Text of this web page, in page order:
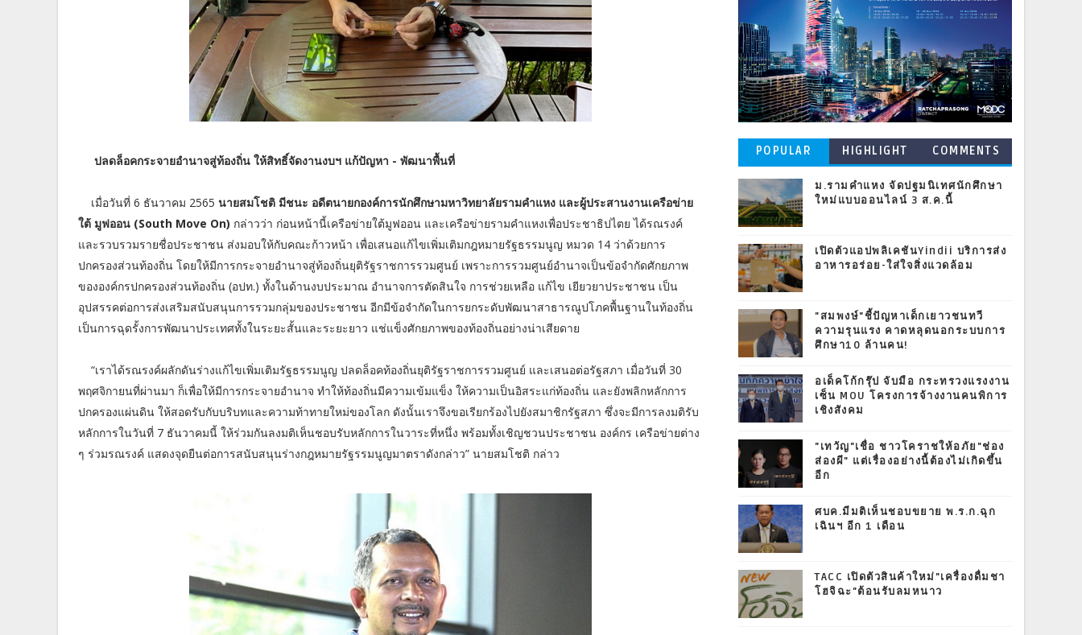
ปลดล็อคกระจายอำนาจสู่ท้องถิ่น ให้สิทธิ์จัดงานงบฯ แก้ปัญหา - พัฒนาพื้นที่
เมื่อวันที่ 6 ธันวาคม 2565 นายสมโชติ มีชนะ อดีตนายกองค์การนักศึกษามหาวิทยาลัยรามคำแหง และผู้ประสานงานเครือข่าย
ใต้ มูฟออน (South Move On) กล่าวว่า ก่อนหน้านี้เครือข่ายใต้มูฟออน และเครือข่ายรามคำแหงเพื่อประชาธิปไตย ได้รณรงค์
และรวบรวมรายชื่อประชาชน ส่งมอบให้กับคณะก้าวหน้า เพื่อเสนอแก้ไขเพิ่มเติมกฎหมายรัฐธรรมนูญ หมวด 14 ว่าด้วยการ
ปกครองส่วนท้องถิ่น โดยให้มีการกระจายอำนาจสู่ท้องถิ่นยุติรัฐราชการรวมศูนย์ เพราะการรวมศูนย์อำนาจเป็นข้อจำกัดศักยภาพ
ขององค์กรปกครองส่วนท้องถิ่น (อปท.) ทั้งในด้านงบประมาณ อำนาจการตัดสินใจ การช่วยเหลือ แก้ไข เยียวยาประชาชน เป็น
อุปสรรคต่อการส่งเสริมสนับสนุนการรวมกลุ่มของประชาชน อีกมีข้อจำกัดในการยกระดับพัฒนาสาธารณูปโภคพื้นฐานในท้องถิ่น
เป็นการฉุดรั้งการพัฒนาประเทศทั้งในระยะสั้นและระยะยาว แช่แข็งศักยภาพของท้องถิ่นอย่างน่าเสียดาย
“เราได้รณรงค์ผลักดันร่างแก้ไขเพิ่มเติมรัฐธรรมนูญ ปลดล็อคท้องถิ่นยุติรัฐราชการรวมศูนย์ และเสนอต่อรัฐสภา เมื่อวันที่ 30
พฤศจิกายนที่ผ่านมา ก็เพื่อให้มีการกระจายอำนาจ ทำให้ท้องถิ่นมีความเข้มแข็ง ให้ความเป็นอิสระแก่ท้องถิ่น และยังพลิกหลักการ
ปกครองแผ่นดิน ให้สอดรับกับบริบทและความท้าทายใหม่ของโลก ดังนั้นเราจึงขอเรียกร้องไปยังสมาชิกรัฐสภา ซึ่งจะมีการลงมติรับ
หลักการในวันที่ 7 ธันวาคมนี้ ให้ร่วมกันลงมติเห็นชอบรับหลักการในวาระที่หนึ่ง พร้อมทั้งเชิญชวนประชาชน องค์กร เครือข่ายต่าง
ๆ ร่วมรณรงค์ แสดงจุดยืนต่อการสนับสนุนร่างกฎหมายรัฐรรมนูญมาตราดังกล่าว” นายสมโชติ กล่าว
POPULAR
POSTS
HIGHLIGHT COMMENTS
ม.รามคำแหง จัดปฐมนิเทศนักศึกษา
ใหม่แบบออนไลน์ 3 ส.ค.นี้
เปิดตัวแอปพลิเคชันYindii บริการส่ง
อาหารอร่อย-ใส่ใจสิ่งแวดล้อม
"สมพงษ์"ชี้ปัญหาเด็กเยาวชนทวี
ความรุนแรง คาดหลุดนอกระบบการ
ศึกษา10 ล้านคน!
อเด็คโก้กรุ๊ป จับมือ กระทรวงแรงงาน
เซ็น MOU โครงการจ้างงานคนพิการ
เชิงสังคม
"เทวัญ"เชื่อ ชาวโคราชให้อภัย"ช่อง
ส่องผี" แต่เรื่องอย่างนี้ต้องไม่เกิดขึ้น
อีก
ศบค.มีมติเห็นชอบขยาย พ.ร.ก.ฉุก
เฉินฯ อีก 1 เดือน
TACC เปิดตัวสินค้าใหม่"เครื่องดื่มชา
โฮจิฉะ"ต้อนรับลมหนาว